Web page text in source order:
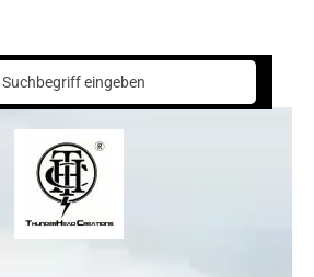
ThunderHead Creations 6-Core Nuclear Warhead Wire 1,5m